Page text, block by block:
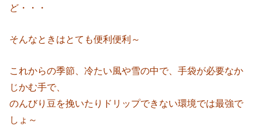
ど・・・
そんなときはとても便利便利～
これからの季節、冷たい風や雪の中で、手袋が必要なか
じかむ手で、
のんびり豆を挽いたりドリップできない環境では最強で
しょ～